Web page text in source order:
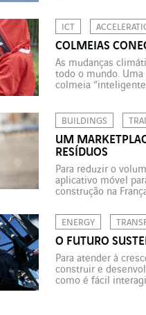
ICT
COLMEIAS
As mudanças
todo o mundo.
colmeia
BUILDINGS
UM
RESÍDUOS
Para reduzir o
aplicativo móvel
construção na
ENERGY
O FUTURO
Para atender à
construir e
como é fácil